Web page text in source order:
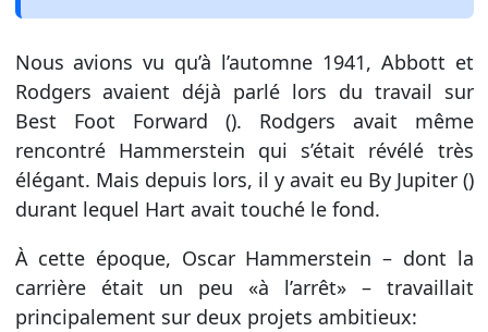
Nous avions vu qu’à l’automne 1941, Abbott et
Rodgers avaient déjà parlé lors du travail sur
Best Foot Forward (). Rodgers avait même
rencontré Hammerstein qui s’était révélé très
élégant. Mais depuis lors, il y avait eu By Jupiter ()
durant lequel Hart avait touché le fond.
À cette époque, Oscar Hammerstein – dont la
carrière était un peu «à l’arrêt» – travaillait
principalement sur deux projets ambitieux: